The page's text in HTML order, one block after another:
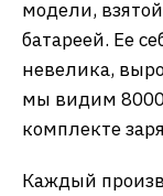
модели,
батареей. Ее
невелика,
мы видим 8000
комплекте
Каждый